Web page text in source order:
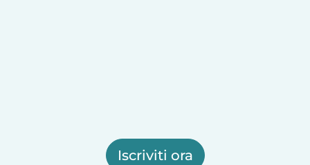
Iscriviti ora